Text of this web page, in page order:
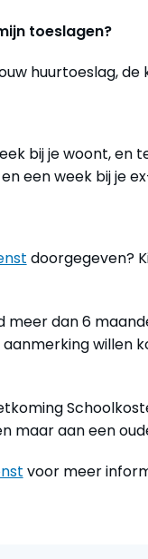
toeslagen?
huurtoeslag,
bij je woont,
een week bij je
doorgegeven?
meer dan 6
willen
maar aan een
voor meer